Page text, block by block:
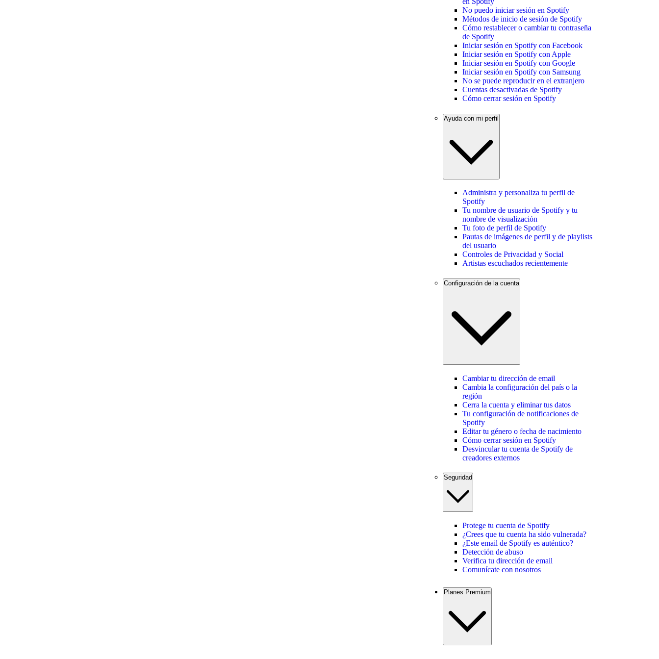
No puedo iniciar sesión en Spotify
Métodos de inicio de sesión de Spotify
Cómo restablecer o cambiar tu contraseña
de Spotify
Iniciar sesión en Spotify con Facebook
Iniciar sesión en Spotify con Apple
Iniciar sesión en Spotify con Google
Iniciar sesión en Spotify con Samsung
No se puede reproducir en el extranjero
Cuentas desactivadas de Spotify
Cómo cerrar sesión en Spotify
Ayuda con mi perfil
Administra y personaliza tu perfil de
Spotify
Tu nombre de usuario de Spotify y tu
nombre de visualización
Tu foto de perfil de Spotify
Pautas de imágenes de perfil y de playlists
del usuario
Controles de Privacidad y Social
Artistas escuchados recientemente
Configuración de la cuenta
Cambiar tu dirección de email
Cambia la configuración del país o la
región
Cerra la cuenta y eliminar tus datos
Tu configuración de notificaciones de
Spotify
Editar tu género o fecha de nacimiento
Cómo cerrar sesión en Spotify
Desvincular tu cuenta de Spotify de
creadores externos
Seguridad
Protege tu cuenta de Spotify
¿Crees que tu cuenta ha sido vulnerada?
¿Este email de Spotify es auténtico?
Detección de abuso
Verifica tu dirección de email
Comunícate con nosotros
Planes Premium